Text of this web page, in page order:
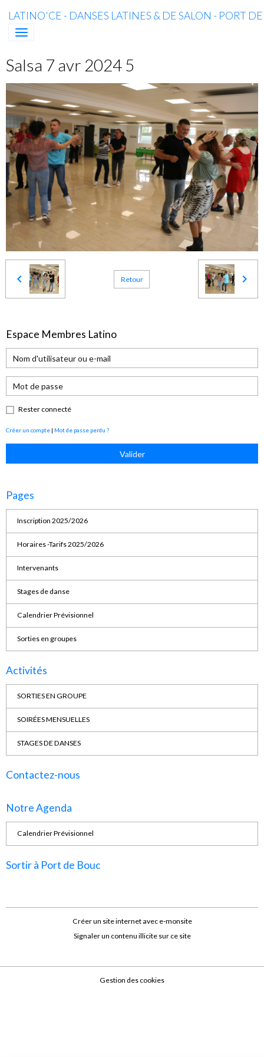
LATINO'CE - DANSES LATINES & DE SALON - PORT
Salsa 7 avr 2024 5
Retour
Espace Membres Latino
Rester connecté
Créer un compte | Mot de passe perdu ?
Valider
Pages
Inscription 2025/2026
Horaires -Tarifs 2025/2026
Intervenants
Stages de danse
Calendrier Prévisionnel
Sorties en groupes
Activités
SORTIES EN GROUPE
SOIRÉES MENSUELLES
STAGES DE DANSES
Contactez-nous
Notre Agenda
Calendrier Prévisionnel
Sortir à Port de Bouc
Créer un site internet avec e-monsite
Signaler un contenu illicite sur ce site
Gestion des cookies